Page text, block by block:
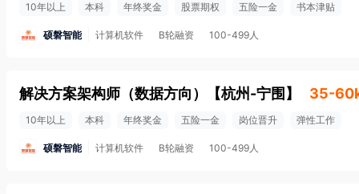
10年以上 本科 年终奖金 股票期权 五险一金 书本津贴
硕磐智能 计算机软件 B轮融资 100-499人
解决方案架构师（数据方向） 【杭州-宁围 】 35-
10年以上 本科 年终奖金 五险一金 岗位晋升 弹性工作
硕磐智能 计算机软件 B轮融资 100-499人